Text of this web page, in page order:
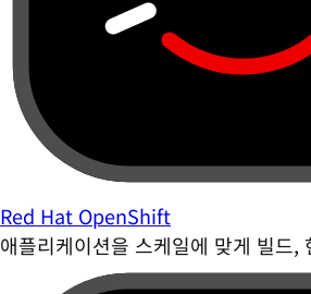
Red Hat OpenShift
애플리케이션을 스케일에 맞게 빌드,